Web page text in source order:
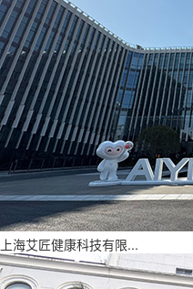
上海艾匠健康科技有限...